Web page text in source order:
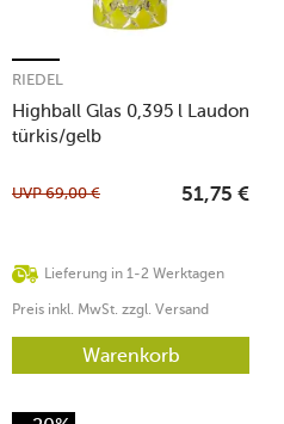
Highball Glas 0,395 l Laudon
türkis/gelb
RIEDEL
Lieferung in 1-2 Werktagen
UVP69,00 € 51,75 €
Preis inkl. MwSt. zzgl. Versand
Warenkorb